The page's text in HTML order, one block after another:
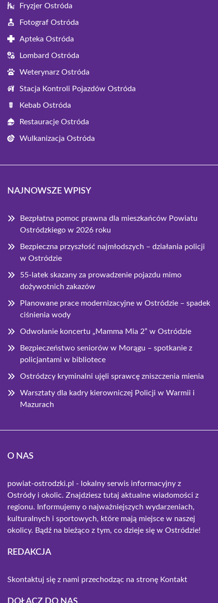
Fryzjer Ostróda
Fotograf Ostróda
Apteka Ostróda
Lombard Ostróda
Weterynarz Ostróda
Stacja Kontroli Pojazdów Ostróda
Kebab Ostróda
Restauracje Ostróda
Wulkanizacja Ostróda
NAJNOWSZE WPISY
Bezpłatna pomoc prawna dla mieszkańców Powiatu
Ostródzkiego w 2026 roku
Bezpieczna przyszłość najmłodszych – działania policji
w Ostródzie
55-latek skazany za prowadzenie pojazdu mimo
dożywotnich zakazów
Planowane prace modernizacyjne w Ostródzie – spadek
ciśnienia wody
Odwołanie koncertu „Mamma Mia 2” w Ostródzie
Bezpieczeństwo seniorów w Morągu – spotkanie z
policjantami w bibliotece
Ostródzcy kryminalni ujęli sprawcę zniszczenia mienia
Warsztaty dla kadry kierowniczej Policji w Warmii i
Mazurach
O NAS
powiat-ostrodzki.pl - lokalny serwis informacyjny z
Ostródy i okolic. Znajdziesz tutaj aktualne wiadomości z
regionu. Informujemy o najważniejszych wydarzeniach,
kulturalnych i sportowych, które mają miejsce w naszej
okolicy. Bądź na bieżąco z tym, co dzieje się w Ostródzie!
REDAKCJA
Skontaktuj się z nami przechodząc na stronę Kontakt